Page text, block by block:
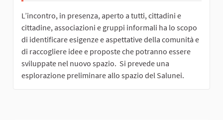
L’incontro, in presenza, aperto a tutti, cittadini e
cittadine, associazioni e gruppi informali ha lo scopo
di identificare esigenze e aspettative della comunità e
di raccogliere idee e proposte che potranno essere
sviluppate nel nuovo spazio. Si prevede una
esplorazione preliminare allo spazio del Salunei.